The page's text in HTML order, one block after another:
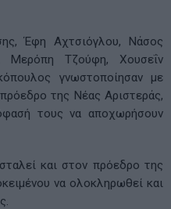
Έφη Αχτσιόγλου, Νάσος
Μερόπη Τζούφη, Χουσεΐν
γνωστοποίησαν με
της Νέας Αριστεράς,
τους να αποχωρήσουν
και στον πρόεδρο της
να ολοκληρωθεί και